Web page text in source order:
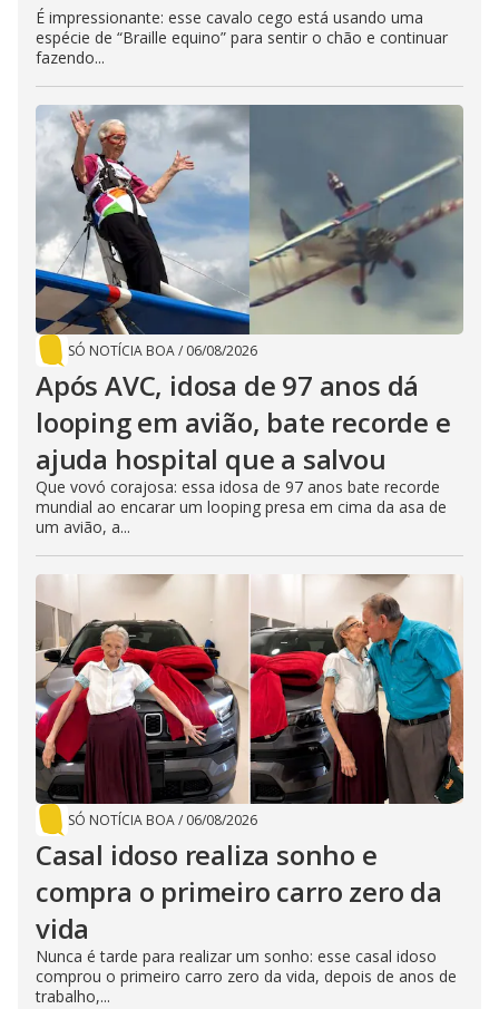
É impressionante: esse cavalo cego está usando uma
espécie de “Braille equino” para sentir o chão e continuar
fazendo...
SÓ NOTÍCIA BOA/ 06/08/2026
Após AVC, idosa de 97 anos dá
looping em avião, bate recorde e
ajuda hospital que a salvou
Que vovó corajosa: essa idosa de 97 anos bate recorde
mundial ao encarar um looping presa em cima da asa de
um avião, a...
SÓ NOTÍCIA BOA/ 06/08/2026
Casal idoso realiza sonho e
compra o primeiro carro zero da
vida
Nunca é tarde para realizar um sonho: esse casal idoso
comprou o primeiro carro zero da vida, depois de anos de
trabalho,...